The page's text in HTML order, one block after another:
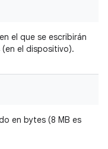
el que se escribirán
el dispositivo).
en bytes (8 MB es